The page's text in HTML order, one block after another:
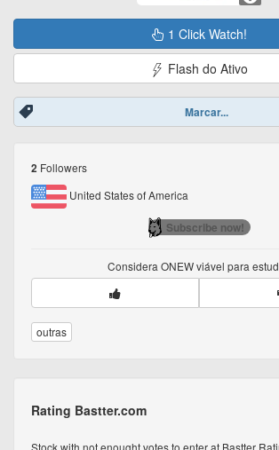
1 Click Watch!
Flash do Ativo
Marcar...
2 Followers
United States of America
Subscribe now!
Considera ONEWviável para
outras
Rating Bastter.com
Stock with not enought votes to enter at Bastter